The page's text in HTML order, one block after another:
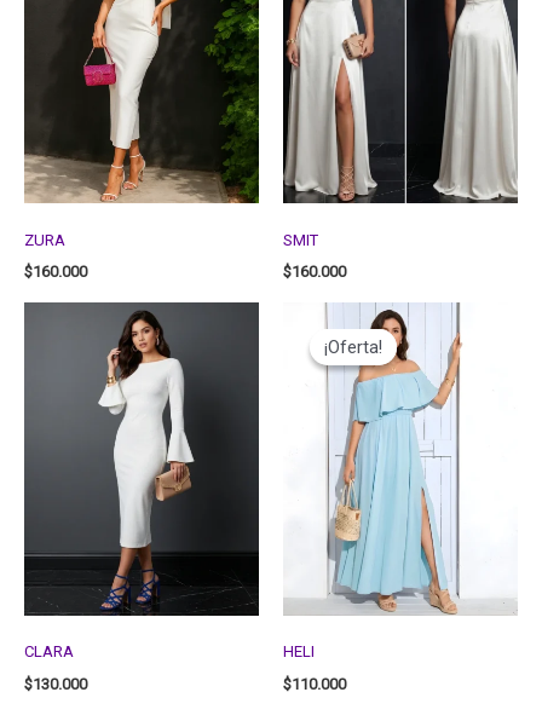
ZURA
$160.000
SMIT
$160.000
CLARA
$130.000
¡Oferta!
¡Oferta!
HELI
$110.000